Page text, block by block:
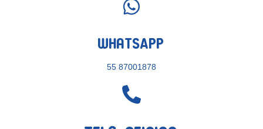

WhatsApp
55 87001878
